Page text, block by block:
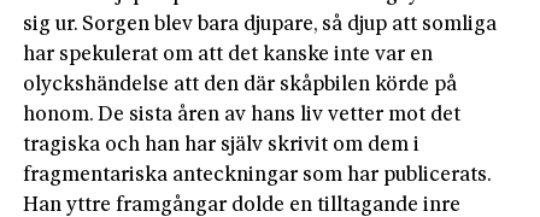
sig ur. Sorgen blev bara djupare, så djup att somliga
har spekulerat om att det kanske inte var en
olyckshändelse att den där skåpbilen körde på
honom. De sista åren av hans liv vetter mot det
tragiska och han har själv skrivit om dem i
fragmentariska anteckningar som har publicerats.
Han yttre framgångar dolde en tilltagande inre